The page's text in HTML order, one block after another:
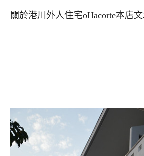
關於港川外人住宅oHacorte本店